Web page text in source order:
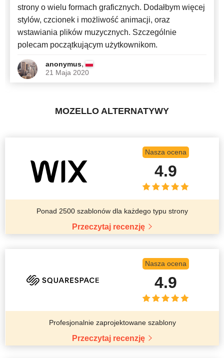
strony o wielu formach graficznych. Dodałbym więcej
stylów, czcionek i możliwość animacji, oraz
wstawiania plików muzycznych. Szczególnie
polecam początkującym użytkownikom.
anonymus,
21 Maja 2020
MOZELLO ALTERNATYWY
Nasza ocena
4.9
Ponad 2500 szablonów dla każdego typu strony
Przeczytaj recenzję
Nasza ocena
4.9
Profesjonalnie zaprojektowane szablony
Przeczytaj recenzję